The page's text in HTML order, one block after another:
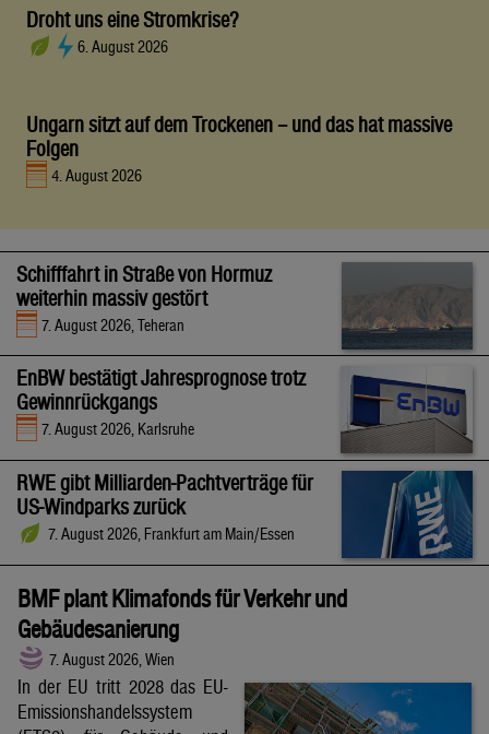
Droht uns eine Stromkrise?
6. August 2026
Ungarn sitzt auf dem Trockenen – und das hat massive
Folgen
4. August 2026
Schifffahrt in Straße von Hormuz
weiterhin massiv gestört
7. August 2026, Teheran
EnBW bestätigt Jahresprognose trotz
Gewinnrückgangs
7. August 2026, Karlsruhe
RWE gibt Milliarden-Pachtverträge für
US-Windparks zurück
7. August 2026, Frankfurt am Main/Essen
BMF plant Klimafonds für Verkehr und
Gebäudesanierung
7. August 2026, Wien
In der EU tritt 2028 das EU-
Emissionshandelssystem